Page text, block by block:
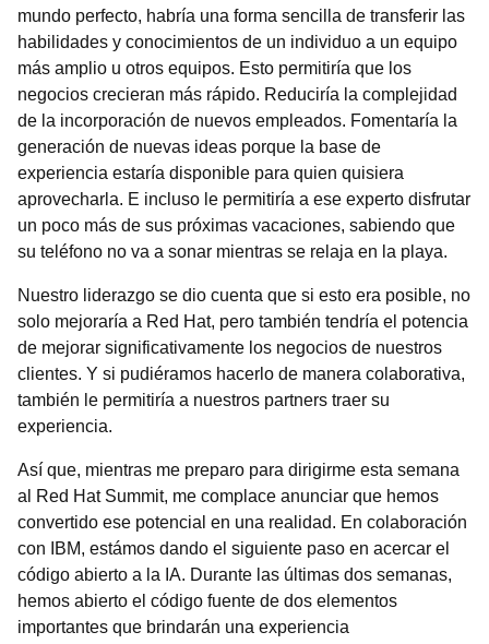
mundo perfecto, habría una forma sencilla de transferir las
habilidades y conocimientos de un individuo a un equipo
más amplio u otros equipos. Esto permitiría que los
negocios crecieran más rápido. Reduciría la complejidad
de la incorporación de nuevos empleados. Fomentaría la
generación de nuevas ideas porque la base de
experiencia estaría disponible para quien quisiera
aprovecharla. E incluso le permitiría a ese experto disfrutar
un poco más de sus próximas vacaciones, sabiendo que
su teléfono no va a sonar mientras se relaja en la playa.
Nuestro liderazgo se dio cuenta que si esto era posible, no
solo mejoraría a Red Hat, pero también tendría el potencia
de mejorar significativamente los negocios de nuestros
clientes. Y si pudiéramos hacerlo de manera colaborativa,
también le permitiría a nuestros partners traer su
experiencia.
Así que, mientras me preparo para dirigirme esta semana
al Red Hat Summit, me complace anunciar que hemos
convertido ese potencial en una realidad. En colaboración
con IBM, estámos dando el siguiente paso en acercar el
código abierto a la IA. Durante las últimas dos semanas,
hemos abierto el código fuente de dos elementos
importantes que brindarán una experiencia